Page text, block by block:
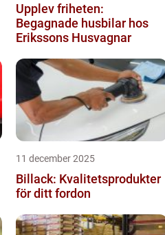
Upplev friheten:
Begagnade husbilar hos
Erikssons Husvagnar
11 december 2025
Billack: Kvalitetsprodukter
för ditt fordon